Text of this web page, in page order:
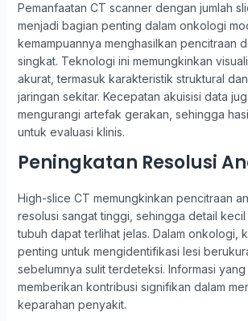
Pemanfaatan CT scanner dengan jumlah
menjadi bagian penting dalam onkologi
kemampuannya menghasilkan pencitraan
singkat. Teknologi ini memungkinkan
akurat, termasuk karakteristik struktural
jaringan sekitar. Kecepatan akuisisi data
mengurangi artefak gerakan, sehingga
untuk evaluasi klinis.
Peningkatan Resolusi
High-slice CT memungkinkan pencitraan
resolusi sangat tinggi, sehingga detail
tubuh dapat terlihat jelas. Dalam onkologi,
penting untuk mengidentifikasi lesi
sebelumnya sulit terdeteksi. Informasi
memberikan kontribusi signifikan dalam
keparahan penyakit.